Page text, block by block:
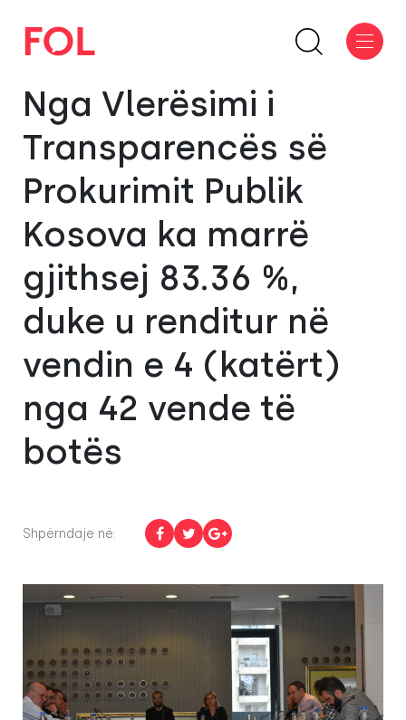
Nga Vlerësimi i
Transparencës së
Prokurimit Publik
Kosova ka marrë
gjithsej 83.36 %,
duke u renditur në
vendin e 4 (katërt)
nga 42 vende të
botës
Shpërndaje në: